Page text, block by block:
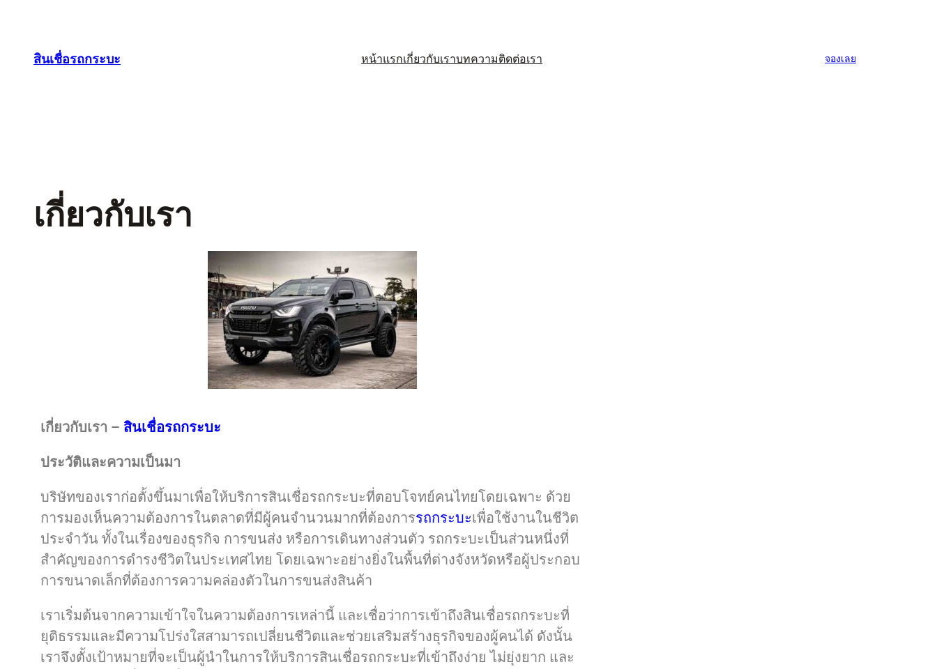
สินเชื่อรถกระบะ หน้าแรกเกี่ยวกับเราบทความติดต่อเรา จองเลย
เกี่ยวกับเรา
เกี่ยวกับเรา – สินเชื่อรถกระบะ
ประวัติและความเป็นมา
บริษัทของเราก่อตั้งขึ้นมาเพื่อให้บริการสินเชื่อรถกระบะที่ตอบโจทย์คนไทยโดยเฉพาะ ด้วย
การมองเห็นความต้องการในตลาดที่มีผู้คนจำนวนมากที่ต้องการรถกระบะเพื่อใช้งานในชีวิต
ประจำวัน ทั้งในเรื่องของธุรกิจ การขนส่ง หรือการเดินทางส่วนตัว รถกระบะเป็นส่วนหนึ่งที่
สำคัญของการดำรงชีวิตในประเทศไทย โดยเฉพาะอย่างยิ่งในพื้นที่ต่างจังหวัดหรือผู้ประกอบ
การขนาดเล็กที่ต้องการความคล่องตัวในการขนส่งสินค้า
เราเริ่มต้นจากความเข้าใจในความต้องการเหล่านี้ และเชื่อว่าการเข้าถึงสินเชื่อรถกระบะที่
ยุติธรรมและมีความโปร่งใสสามารถเปลี่ยนชีวิตและช่วยเสริมสร้างธุรกิจของผู้คนได้ ดังนั้น
เราจึงตั้งเป้าหมายที่จะเป็นผู้นำในการให้บริการสินเชื่อรถกระบะที่เข้าถึงง่าย ไม่ยุ่งยาก และ